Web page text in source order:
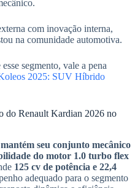
com inovação interna,
na comunidade automotiva.
segmento, vale a pena
2025: SUV Híbrido
do Renault Kardian 2026 no
seu conjunto mecânico
do motor 1.0 turbo flex
125 cv de potência e 22,4
adequado para o segmento